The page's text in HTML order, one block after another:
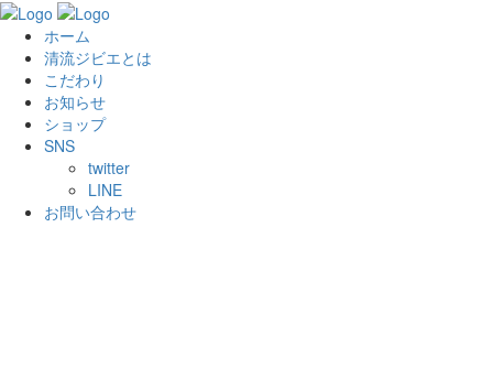
ホーム
清流ジビエとは
こだわり
お知らせ
ショップ
SNS
twitter
LINE
お問い合わせ